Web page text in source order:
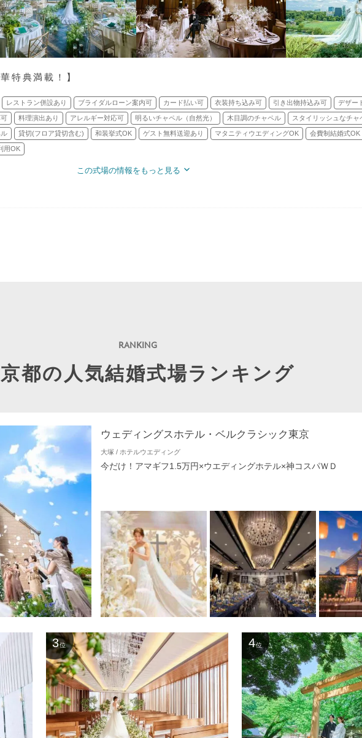
特典満載！】
レストラン併設あり ブライダルローン案内可 カード払い可 衣装持ち込み可 引き出物持込み可 デザー
料理演出あり アレルギー対応可 明るいチャペル（自然光） 木目調のチャペル スタイリッシュなチャ
貸切(フロア貸切含む) 和装挙式OK ゲスト無料送迎あり マタニティウエディングOK 会費制結婚式OK
用OK
この式場の情報をもっと見る
都の人気結婚式場ランキング
ウェディングスホテル・ベルクラシック東京
大塚 / ホテルウエディング
今だけ！アマギフ1.5万円×ウエディングホテル×神コスパＷＤ
3 位 4 位